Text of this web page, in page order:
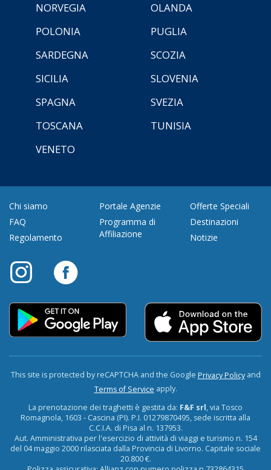
NORVEGIA
OLANDA
POLONIA
PUGLIA
SARDEGNA
SCOZIA
SICILIA
SLOVENIA
SPAGNA
SVEZIA
TOSCANA
TUNISIA
VENETO
Chi siamo
FAQ
Regolamento
Portale Agenzie
Programma di
Affiliazione
Offerte Speciali
Destinazioni
Notizie
This site is protected by reCAPTCHA and the Google Privacy Policyand
Terms of Service apply.
La prenotazione dei traghetti è gestita da: F&F srl, via Tosco
Romagnola, 1603 - Cascina (PI). P.I. 01279870495, sede iscritta alla
C.C.I.A. di Pisa al n. 137953.
Aut. Amministrativa per l'esercizio di attività di viaggi e turismo n. 154
del 04 maggio 2000 rilasciata dalla Provincia di Livorno. Capitale sociale
20.800 €.